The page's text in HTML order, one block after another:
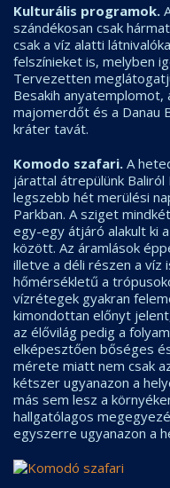
Kulturális programok.
szándékosan csak
csak a víz alatti
felszínieket is, melyben
Tervezetten
Besakih anyatemplomot,
majomerdőt és a Danau
kráter tavát.
Komodo szafari. A
járattal átrepülünk
legszebb hét merülési
Parkban. A sziget
egy-egy átjáró alakult ki
között. Az áramlások
illetve a déli részen a víz
hőmérsékletű a
vízrétegek gyakran
kimondottan előnyt
az élővilág pedig a
elképesztően bőséges
mérete miatt nem csak
kétszer ugyanazon a
más sem lesz a
hallgatólagos
egyszerre ugyanazon a